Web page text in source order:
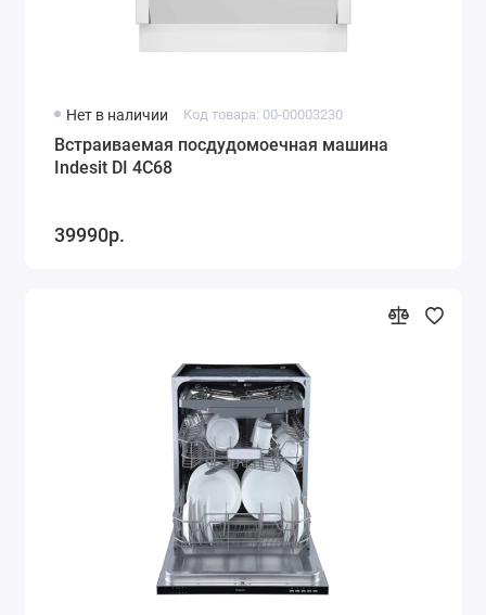
Нет в наличии Код товара: 00-00003230
Встраиваемая посдудомоечная машина
Indesit DI 4C68
39990р.